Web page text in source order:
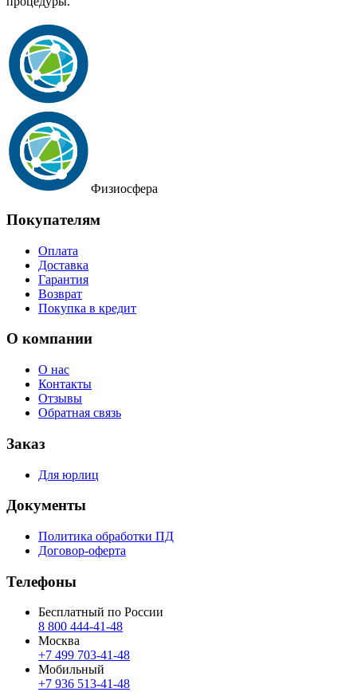
Физиосфера
Покупателям
Оплата
Доставка
Гарантия
Возврат
Покупка в кредит
О компании
О нас
Контакты
Отзывы
Обратная связь
Заказ
Для юрлиц
Документы
Политика обработки ПД
Договор-оферта
Телефоны
Бесплатный по России
8 800 444‑41‑48
Москва
+7 499 703‑41‑48
Мобильный
+7 936 513‑41‑48